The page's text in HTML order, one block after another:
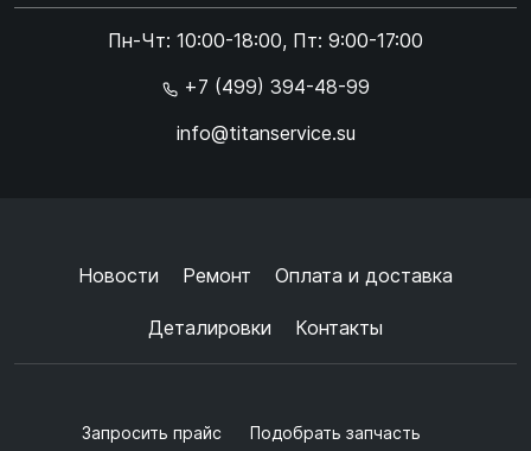
Пн-Чт: 10:00-18:00, Пт: 9:00-17:00
+7 (499) 394-48-99
info@titanservice.su
Новости Ремонт Оплата и доставка
Деталировки Контакты
Запросить прайс Подобрать запчасть
Online чат